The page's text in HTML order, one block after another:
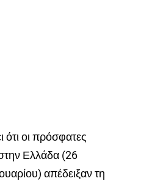
ότι οι πρόσφατες
στην Ελλάδα (26
απέδειξαν τη